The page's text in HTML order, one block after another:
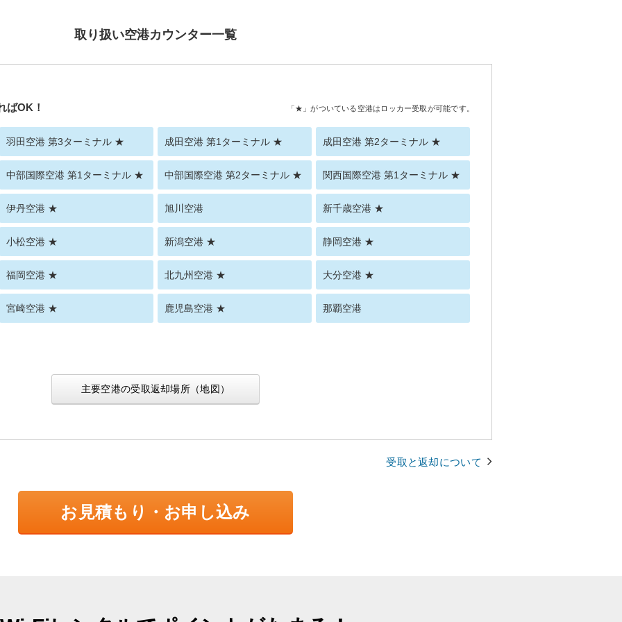
取り扱い空港カウンター一覧
ばOK！ 「★」がついている空港はロッカー受取が可能です。
羽田空港 第3ターミナル ★ 成田空港 第1ターミナル ★ 成田空港 第2ターミナル ★
中部国際空港 第1ターミナル ★ 中部国際空港 第2ターミナル ★ 関西国際空港 第1ターミナル ★
伊丹空港 ★ 旭川空港 新千歳空港 ★
小松空港 ★ 新潟空港 ★ 静岡空港 ★
福岡空港 ★ 北九州空港 ★ 大分空港 ★
宮崎空港 ★ 鹿児島空港 ★ 那覇空港
主要空港の受取返却場所（地図）
受取と返却について
お見積もり・お申し込み